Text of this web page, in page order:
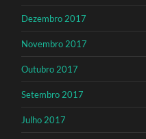
Dezembro 2017
Novembro 2017
Outubro 2017
Setembro 2017
Julho 2017